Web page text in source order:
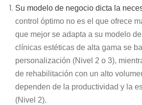
Su modelo de negocio dicta la
control óptimo no es el que ofrece
que mejor se adapta a su modelo
clínicas estéticas de alta gama se
personalización (Nivel 2 o 3),
de rehabilitación con un alto
dependen de la productividad y la
(Nivel 2).